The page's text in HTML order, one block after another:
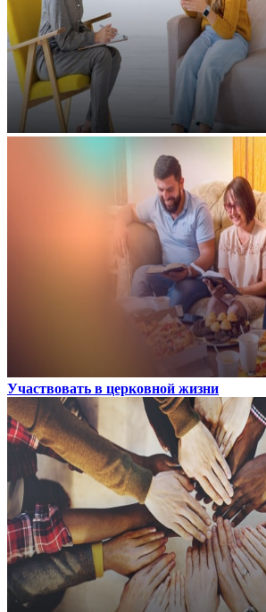
Участвовать в церковной жизни